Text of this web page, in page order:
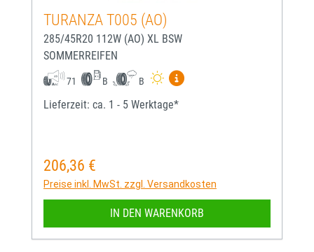
TURANZA T005 (AO)
285/45R20 112W (AO) XL BSW
SOMMERREIFEN
71 B B
Mehr Informationen zum
Lieferzeit: ca. 1 - 5 Werktage*
Regulärer Preis:
206,36 €
Preise inkl. MwSt. zzgl. Versandkosten
IN DEN WARENKORB